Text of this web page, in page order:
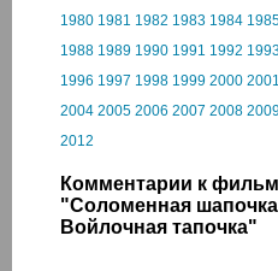
1980 1981 1982 1983 1984
1988 1989 1990 1991 1992
1996 1997 1998 1999 2000 2001
2004 2005 2006 2007 2008
2012
Комментарии к
"Соломенная
Войлочная тапочка"